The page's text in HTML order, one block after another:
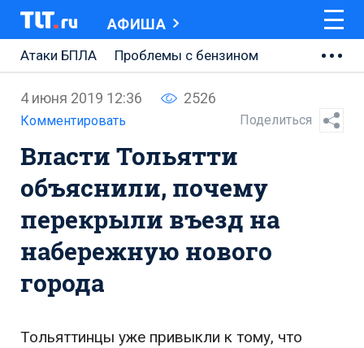
АФИША
Атаки БПЛА
Проблемы с бензином
Ремонт Центральной площади
Ремонт Обводного шоссе
Набережная Тольятти
Неделя Тольятти
4 июня 2019 12:36 2526
Комментировать Поделиться
Власти Тольятти
объяснили, почему
перекрыли въезд на
набережную нового
города
Тольяттинцы уже привыкли к тому, что